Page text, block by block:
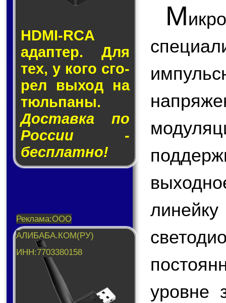
HDMI-RCA
адап­тер. Для
тех, у кого сго­
рел вы­ход на
тюль­па­ны.
Доставка по
России -
бесплатно!
М
уровне